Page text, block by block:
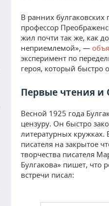
В ранних
профессор
жил почти так же, как
неприемлемой», —
эксперимент по
героя, который быстро
Первые чтения и
Весной 1925 года
цензуру. Он быстро
литературных кружках.
писателя на закрытое
творчества писателя
Булгакова» пишет, что
встречи писал: